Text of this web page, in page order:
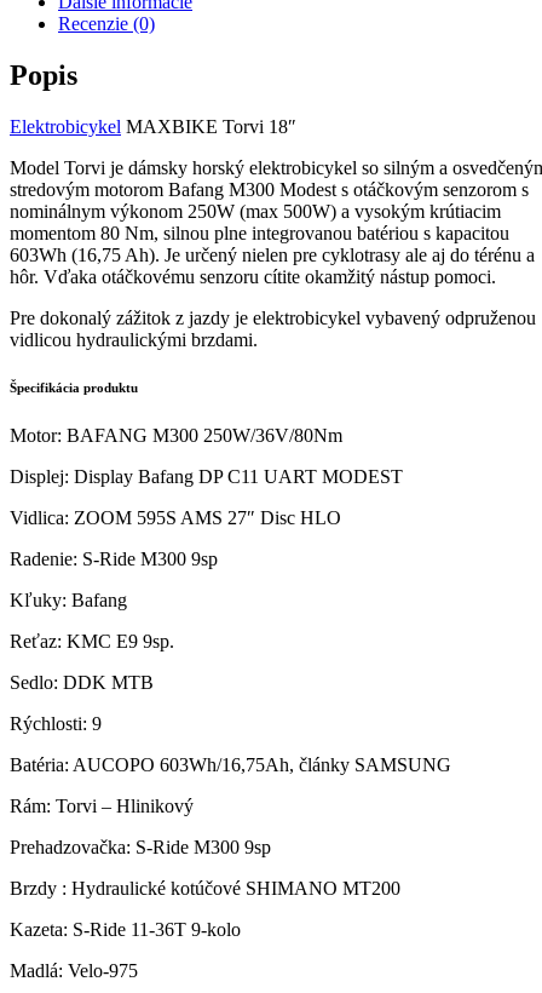
Recenzie (0)
Popis
Elektrobicykel MAXBIKE Torvi 18″
Model Torvi je dámsky horský elektrobicykel so silným a
stredovým motorom Bafang M300 Modest s otáčkovým senzorom s
nominálnym výkonom 250W (max 500W) a vysokým krútiacim
momentom 80 Nm, silnou plne integrovanou batériou s kapacitou
603Wh (16,75 Ah). Je určený nielen pre cyklotrasy ale aj do térénu a
hôr. Vďaka otáčkovému senzoru cítite okamžitý nástup pomoci.
Pre dokonalý zážitok z jazdy je elektrobicykel vybavený odpruženou
vidlicou hydraulickými brzdami.
Špecifikácia produktu
Motor: BAFANG M300 250W/36V/80Nm
Displej: Display Bafang DP C11 UART MODEST
Vidlica: ZOOM 595S AMS 27″ Disc HLO
Radenie: S-Ride M300 9sp
Kľuky: Bafang
Reťaz: KMC E9 9sp.
Sedlo: DDK MTB
Rýchlosti: 9
Batéria: AUCOPO 603Wh/16,75Ah, články SAMSUNG
Rám: Torvi – Hlinikový
Prehadzovačka: S-Ride M300 9sp
Brzdy : Hydraulické kotúčové SHIMANO MT200
Kazeta: S-Ride 11-36T 9-kolo
Madlá: Velo-975